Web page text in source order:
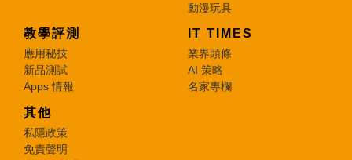
動漫玩具
教學評測
應用秘技
新品測試
Apps 情報
IT TIMES
業界頭條
AI 策略
名家專欄
其他
私隱政策
免責聲明